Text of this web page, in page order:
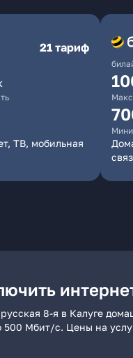
21 тариф
ТВ, мобильная
8-я в Калуге
500 Мбит/с. Цены на